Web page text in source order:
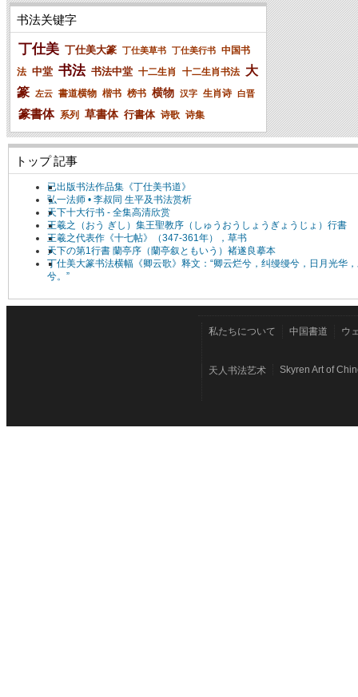
书法关键字
丁仕美 丁仕美大篆 丁仕美草书 丁仕美行书 中国书
法 中堂 书法 书法中堂 十二生肖 十二生肖书法 大
篆 左云 書道横物 楷书 榜书 横物 汉字 生肖诗 白晋
篆書体 系列 草書体 行書体 诗歌 诗集
トップ 記事
已出版书法作品集《丁仕美书道》
弘一法师 • 李叔同 生平及书法赏析
天下十大行书 - 全集高清欣赏
王羲之（おう ぎし）集王聖教序（しゅうおうしょうぎょうじょ）行書
王羲之代表作《十七帖》（347-361年），草书
天下の第1行書 蘭亭序（蘭亭叙ともいう）褚遂良摹本
丁仕美大篆书法横幅《卿云歌》释文：“卿云烂兮，纠缦缦兮，日月光华
兮。”
私たちについて 中国書道 ウ
天人书法艺术 Skyren Art of